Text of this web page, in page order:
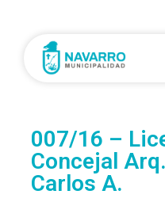
007/16 –
Concejal
Carlos A.